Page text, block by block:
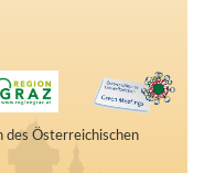
des Österreichischen